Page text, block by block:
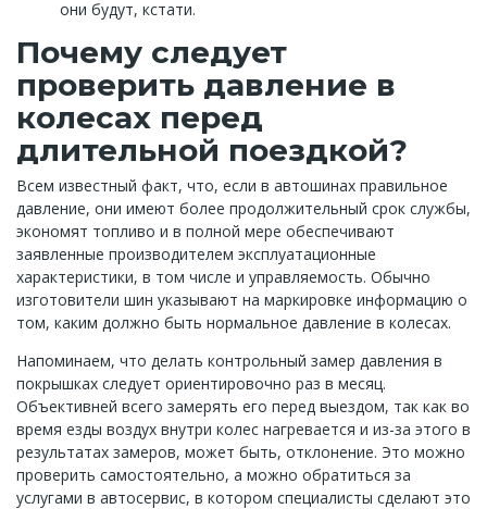
они будут, кстати.
Почему следует
проверить давление в
колесах перед
длительной поездкой?
Всем известный факт, что, если в автошинах правильное
давление, они имеют более продолжительный срок службы,
экономят топливо и в полной мере обеспечивают
заявленные производителем эксплуатационные
характеристики, в том числе и управляемость. Обычно
изготовители шин указывают на маркировке информацию о
том, каким должно быть нормальное давление в колесах.
Напоминаем, что делать контрольный замер давления в
покрышках следует ориентировочно раз в месяц.
Объективней всего замерять его перед выездом, так как во
время езды воздух внутри колес нагревается и из-за этого в
результатах замеров, может быть, отклонение. Это можно
проверить самостоятельно, а можно обратиться за
услугами в автосервис, в котором специалисты сделают это